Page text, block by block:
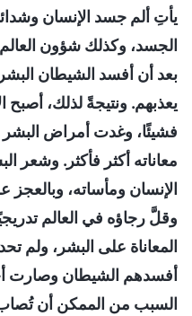
يأتِ ألم جسد الإنسان
الجسد، وكذلك شؤون العالم
بعد أن أفسد الشيطان
يعذبهم. ونتيجةً لذلك، أصبح
فشيئًا، وغدت أمراض البشر
معاناته أكثر فأكثر. وشعر
الإنسان ومأساته، وبالعجز
وقلَّ رجاؤه في العالم
المعاناة على البشر، ولم
أفسدهم الشيطان وصارت
السبب من الممكن أن